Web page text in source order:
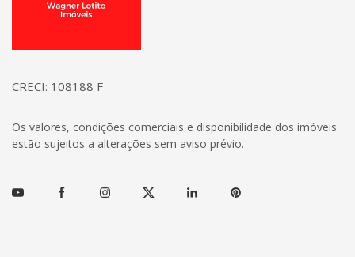
CRECI: 108188 F
Os valores, condições comerciais e disponibilidade dos imóveis
estão sujeitos a alterações sem aviso prévio.
Youtube FacebookInstagramTwitter Linkedin Pinterest